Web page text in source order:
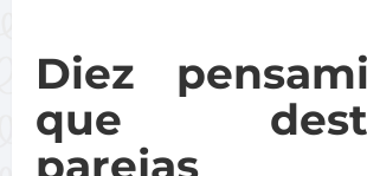
Diez
que
parejas